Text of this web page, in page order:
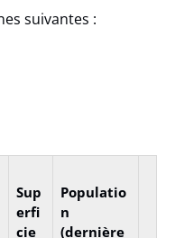
suivantes :
Sup
erfi
cie
Populatio
n
(dernière